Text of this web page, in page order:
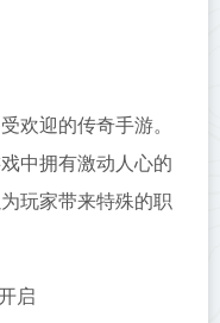
欢迎的传奇手游。
中拥有激动人心的
玩家带来特殊的职
启